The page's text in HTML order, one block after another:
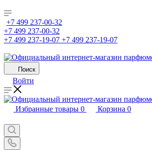
+7 499 237-00-32
+7 499 237-00-32
+7 499 237-19-07 +7 499 237-19-07
Поиск
Войти
Избранные товары 0 Корзина 0